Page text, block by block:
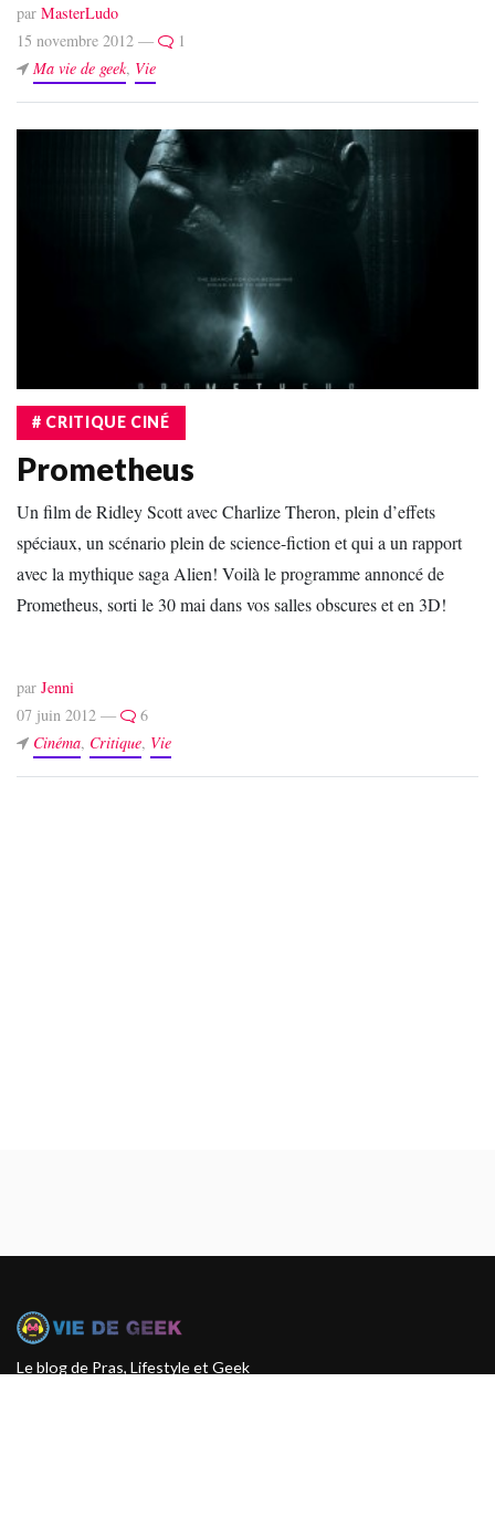
par MasterLudo
15 novembre 2012 —
1
Ma vie de geek, Vie
# CRITIQUE CINÉ
Prometheus
Un film de Ridley Scott avec Charlize Theron, plein d’effets
spéciaux, un scénario plein de science-fiction et qui a un rapport
avec la mythique saga Alien! Voilà le programme annoncé de
Prometheus, sorti le 30 mai dans vos salles obscures et en 3D!
par Jenni
07 juin 2012 —
6
Cinéma, Critique, Vie
Le blog de Pras, Lifestyle et Geek